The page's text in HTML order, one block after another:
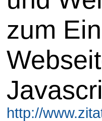
zum
http://